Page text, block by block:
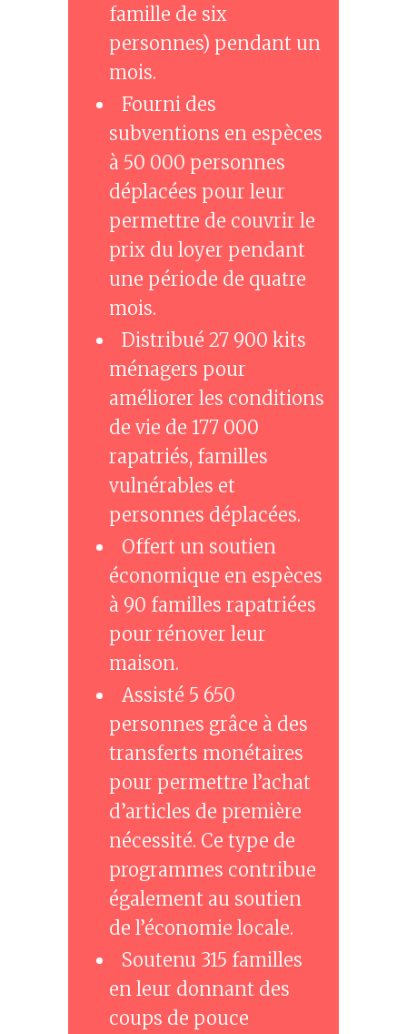
famille de six
personnes) pendant un
mois.
Fourni des
subventions en espèces
à 50 000 personnes
déplacées pour leur
permettre de couvrir le
prix du loyer pendant
une période de quatre
mois.
Distribué 27 900 kits
ménagers pour
améliorer les conditions
de vie de 177 000
rapatriés, familles
vulnérables et
personnes déplacées.
Offert un soutien
économique en espèces
à 90 familles rapatriées
pour rénover leur
maison.
Assisté 5 650
personnes grâce à des
transferts monétaires
pour permettre l’achat
d’articles de première
nécessité. Ce type de
programmes contribue
également au soutien
de l’économie locale.
Soutenu 315 familles
en leur donnant des
coups de pouce